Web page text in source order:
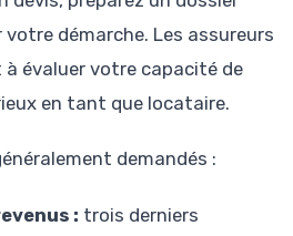
démarche. Les assureurs
évaluer votre capacité de
en tant que locataire.
demandés :
: trois derniers